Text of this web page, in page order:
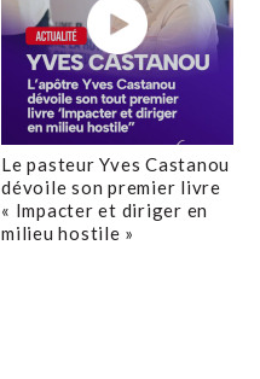
Le pasteur Yves Castanou
dévoile son premier livre
« Impacter et diriger en
milieu hostile »